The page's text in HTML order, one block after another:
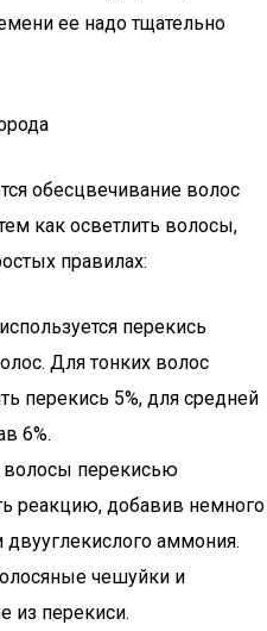
ее надо тщательно
обесцвечивание волос
как осветлить волосы,
правилах:
перекись
Для тонких волос
перекись 5%, для средней
6%.
волосы перекисью
реакцию, добавив немного
аммония.
чешуйки и
из перекиси.